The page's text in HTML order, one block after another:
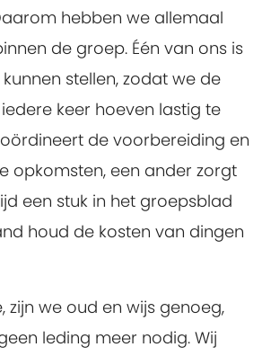
hebben we allemaal
de groep. Één van ons is
stellen, zodat we de
keer hoeven lastig te
de voorbereiding en
opkomsten, een ander zorgt
een stuk in het groepsblad
houd de kosten van dingen
zijn we oud en wijs genoeg,
leding meer nodig. Wij